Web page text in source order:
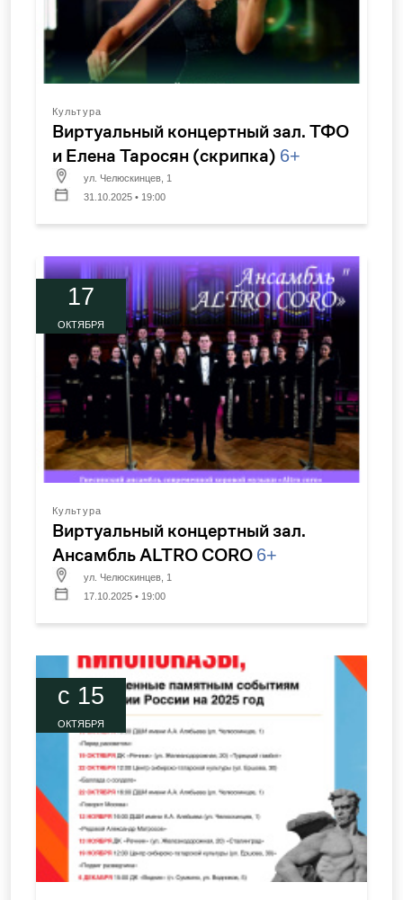
Культура
Виртуальный концертный зал. ТФО
и Елена Таросян (скрипка) 6+
ул. Челюскинцев, 1
31.10.2025 • 19:00
17
ОКТЯБРЯ
Культура
Виртуальный концертный зал.
Ансамбль ALTRO CORO 6+
ул. Челюскинцев, 1
17.10.2025 • 19:00
c 15
ОКТЯБРЯ